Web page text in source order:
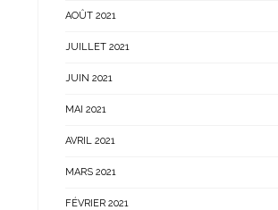
AOÛT 2021
JUILLET 2021
JUIN 2021
MAI 2021
AVRIL 2021
MARS 2021
FÉVRIER 2021